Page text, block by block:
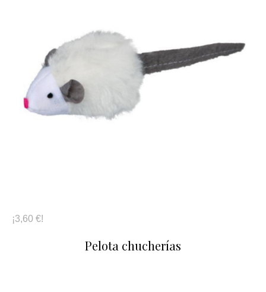
¡3,60 €!
Pelota chucherías